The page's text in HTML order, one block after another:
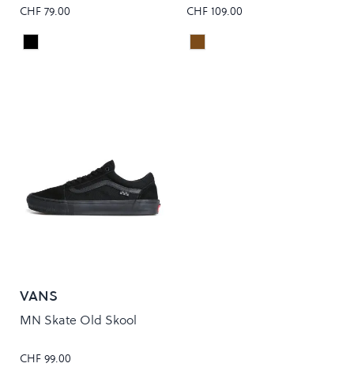
CHF 79.00
Colour
Black/Black
CHF 109.00
Colour
PORT BROWN
VANS
MN Skate Old Skool
CHF 99.00